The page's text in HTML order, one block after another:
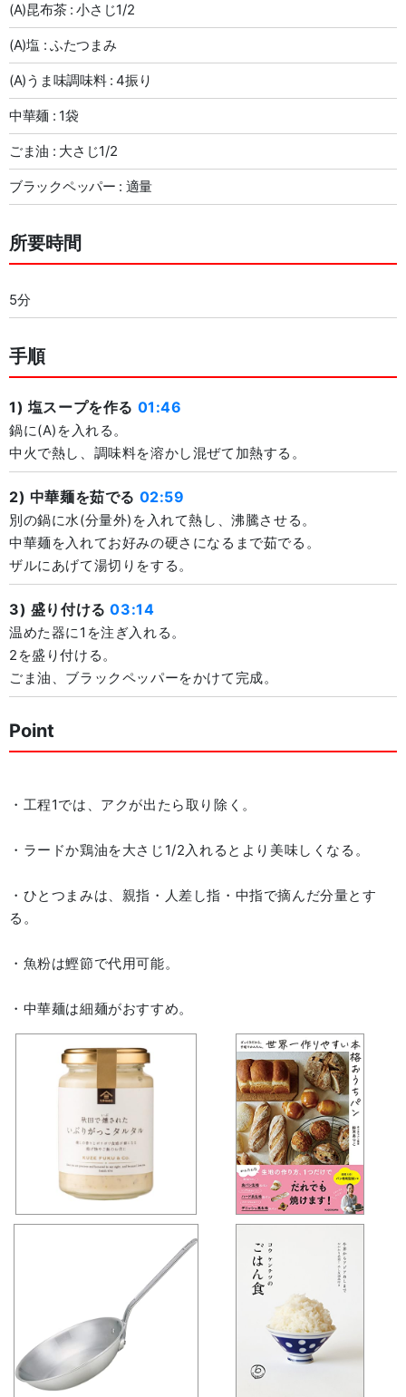
(A)昆布茶 : 小さじ1/2
(A)塩 : ふたつまみ
(A)うま味調味料 : 4振り
中華麺 : 1袋
ごま油 : 大さじ1/2
ブラックペッパー : 適量
所要時間
5分
手順
1) 塩スープを作る 01:46
鍋に(A)を入れる。
中火で熱し、調味料を溶かし混ぜて加熱する。
2) 中華麺を茹でる 02:59
別の鍋に水(分量外)を入れて熱し、沸騰させる。
中華麺を入れてお好みの硬さになるまで茹でる。
ザルにあげて湯切りをする。
3) 盛り付ける03:14
温めた器に1を注ぎ入れる。
2を盛り付ける。
ごま油、ブラックペッパーをかけて完成。
Point
・工程1では、アクが出たら取り除く。
・ラードか鶏油を大さじ1/2入れるとより美味しくなる。
・ひとつまみは、親指・人差し指・中指で摘んだ分量とす
る。
・魚粉は鰹節で代用可能。